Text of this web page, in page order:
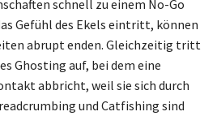
schnell zu einem No-Go
Gefühl des Ekels eintritt, können
abrupt enden. Gleichzeitig tritt
Ghosting auf, bei dem eine
abbricht, weil sie sich durch
und Catfishing sind